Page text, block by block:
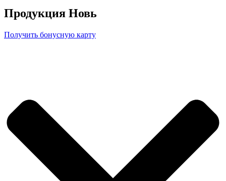
Продукция Новь
Получить бонусную карту